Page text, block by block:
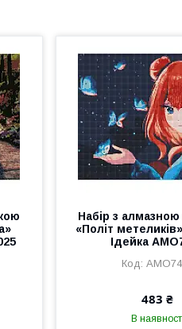
Набір з
«Політ
Ідейка
483 ₴
В